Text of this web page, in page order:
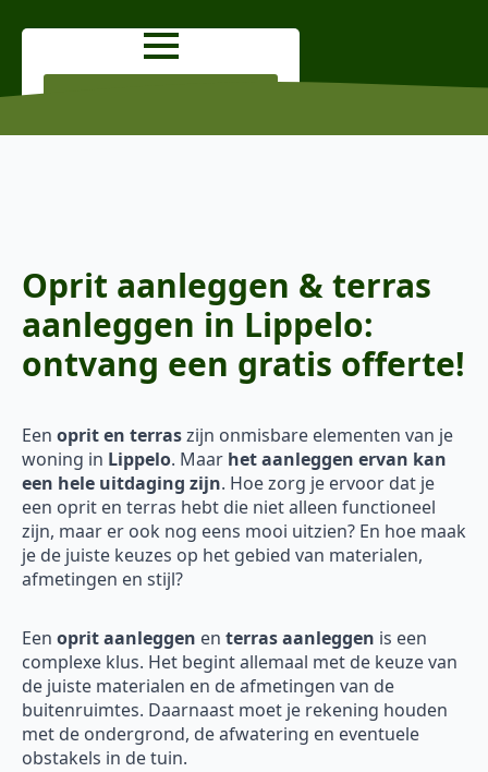
Oprit aanleggen & terras
aanleggen in Lippelo:
ontvang een gratis offerte!
Een oprit en terraszijn onmisbare elementen van je
woning in Lippelo. Maar het aanleggen ervan kan
een hele uitdaging zijn. Hoe zorg je ervoor dat je
een oprit en terras hebt die niet alleen functioneel
zijn, maar er ook nog eens mooi uitzien? En hoe maak
je de juiste keuzes op het gebied van materialen,
afmetingen en stijl?
Een oprit aanleggen en terras aanleggen is een
complexe klus. Het begint allemaal met de keuze van
de juiste materialen en de afmetingen van de
buitenruimtes. Daarnaast moet je rekening houden
met de ondergrond, de afwatering en eventuele
obstakels in de tuin.